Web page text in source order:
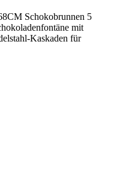
Schokobrunnen 5
mit
Kaskaden für